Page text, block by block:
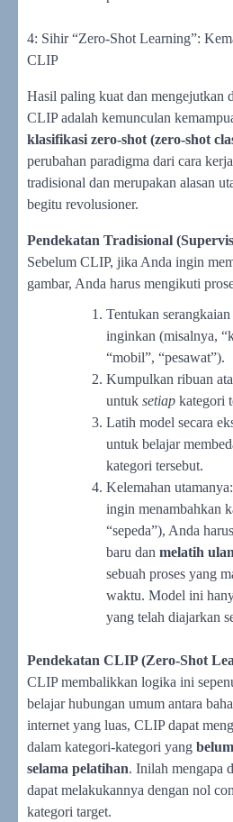
4: Sihir “Zero-Shot Learning”:
CLIP
Hasil paling kuat dan mengejutkan
CLIP adalah kemunculan
klasifikasi zero-shot (zero-shot
perubahan paradigma dari cara
tradisional dan merupakan alasan
begitu revolusioner.
Pendekatan Tradisional
Sebelum CLIP, jika Anda ingin
gambar, Anda harus mengikuti
Tentukan
inginkan (misalnya,
“mobil”, “pesawat”).
Kumpulkan ribuan
untuk setiap kategori
Latih model secara
untuk belajar
kategori tersebut.
Kelemahan
ingin menambahkan
“sepeda”), Anda
baru dan melatih
sebuah proses yang
waktu. Model ini
yang telah diajarkan
Pendekatan CLIP (Zero-Shot
CLIP membalikkan logika ini
belajar hubungan umum antara
internet yang luas, CLIP dapat
dalam kategori-kategori yang
selama pelatihan. Inilah mengapa
dapat melakukannya dengan nol
kategori target.